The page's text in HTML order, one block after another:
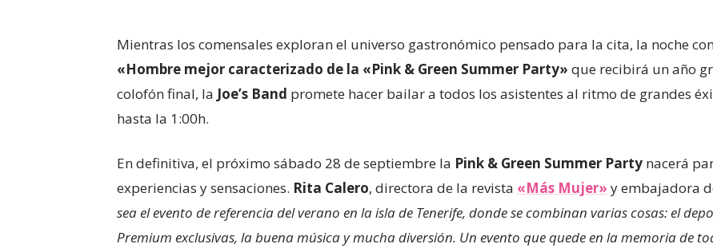
Mientras los comensales exploran el universo gastronómico pensado para la cita, la noche
«Hombre mejor caracterizado de la «Pink & Green Summer Party» que recibirá un año
colofón final, la Joe’s Band promete hacer bailar a todos los asistentes al ritmo de grandes
hasta la 1:00h.
En definitiva, el próximo sábado 28 de septiembre la Pink & Green Summer Party nacerá
experiencias y sensaciones. Rita Calero, directora de la revista «Más Mujer» y embajadora
sea el evento de referencia del verano en la isla de Tenerife, donde se combinan varias cosas: el
Premium exclusivas, la buena música y mucha diversión. Un evento que quede en la memoria de